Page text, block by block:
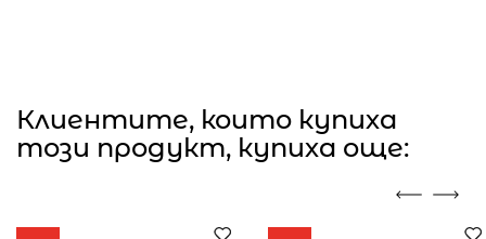
Клиентите, които купиха
този продукт, купиха още: